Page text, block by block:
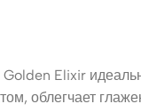
Elixir
облегчает